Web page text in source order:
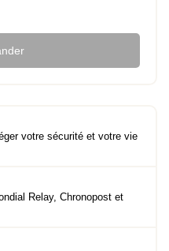
votre sécurité et votre vie
Relay, Chronopost et